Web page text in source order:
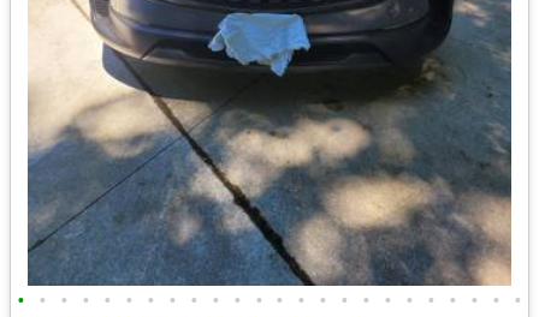
• • • • • • • • • • • • • • • • • • • • • • • •